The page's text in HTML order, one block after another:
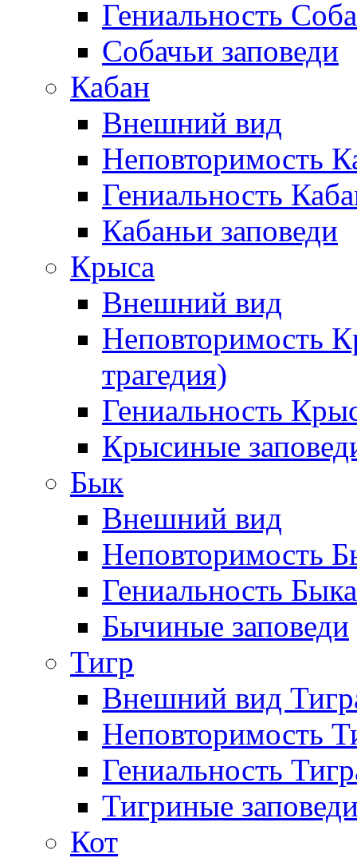
Гениальность
Собачьи заповеди
Кабан
Внешний вид
Неповторимость
Гениальность
Кабаньи заповеди
Крыса
Внешний вид
Неповторимость
трагедия)
Гениальность
Крысиные
Бык
Внешний вид
Неповторимость
Гениальность Быка
Бычиные заповеди
Тигр
Внешний вид
Неповторимость
Гениальность
Тигриные
Кот